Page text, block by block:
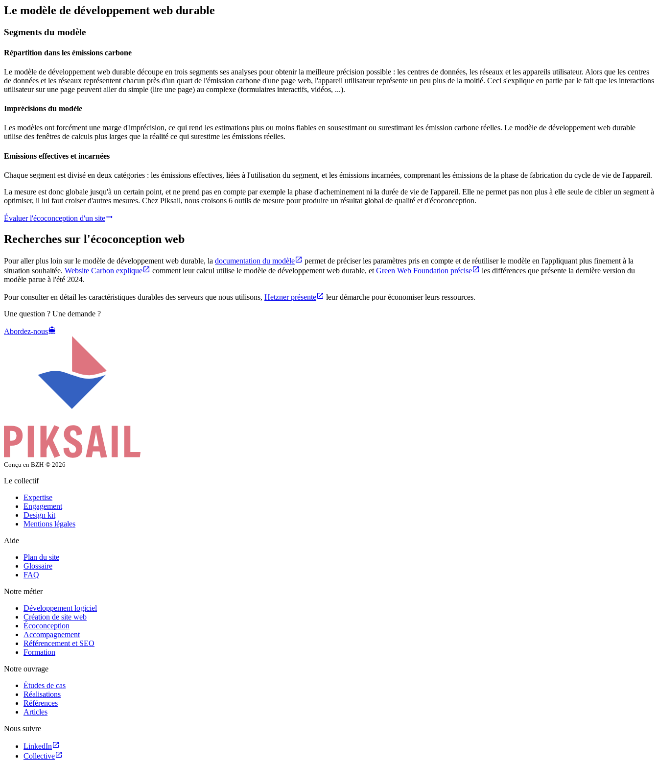
Le modèle de développement web durable
Segments du modèle
Répartition dans les émissions carbone
Le modèle de développement web durable découpe en trois segments ses analyses pour obtenir la meilleure précision possible : les centres de données, les réseaux et les appareils utilisateur. Alors que les centres
de données et les réseaux représentent chacun près d'un quart de l'émission carbone d'une page web, l'appareil utilisateur représente un peu plus de la moitié. Ceci s'explique en partie par le fait que les interactions
utilisateur sur une page peuvent aller du simple (lire une page) au complexe (formulaires interactifs, vidéos, ...).
Imprécisions du modèle
Les modèles ont forcément une marge d'imprécision, ce qui rend les estimations plus ou moins fiables en sousestimant ou surestimant les émission carbone réelles. Le modèle de développement web durable
utilise des fenêtres de calculs plus larges que la réalité ce qui surestime les émissions réelles.
Emissions effectives et incarnées
Chaque segment est divisé en deux catégories : les émissions effectives, liées à l'utilisation du segment, et les émissions incarnées, comprenant les émissions de la phase de fabrication du cycle de vie de l'appareil.
La mesure est donc globale jusqu'à un certain point, et ne prend pas en compte par exemple la phase d'acheminement ni la durée de vie de l'appareil. Elle ne permet pas non plus à elle seule de cibler un segment à
optimiser, il lui faut croiser d'autres mesures. Chez Piksail, nous croisons 6 outils de mesure pour produire un résultat global de qualité et d'écoconception.
Évaluer l'écoconception d'un site
Recherches sur l'écoconception web
Pour aller plus loin sur le modèle de développement web durable, la documentation du modèle
permet de préciser les paramètres pris en compte et de réutiliser le modèle en l'appliquant plus finement à la
situation souhaitée. Website Carbon explique comment leur calcul utilise le modèle de développement web durable, et Green Web Foundation précise
les différences que présente la dernière version du
modèle parue à l'été 2024.
Pour consulter en détail les caractéristiques durables des serveurs que nous utilisons, Hetzner présente
leur démarche pour économiser leurs ressources.
Une question ? Une demande ?
Abordez-nous
Conçu en BZH © 2026
Le collectif
Expertise
Engagement
Design kit
Mentions légales
Aide
Plan du site
Glossaire
FAQ
Notre métier
Développement logiciel
Création de site web
Écoconception
Accompagnement
Référencement et SEO
Formation
Notre ouvrage
Études de cas
Réalisations
Références
Articles
Nous suivre
LinkedIn
Collective